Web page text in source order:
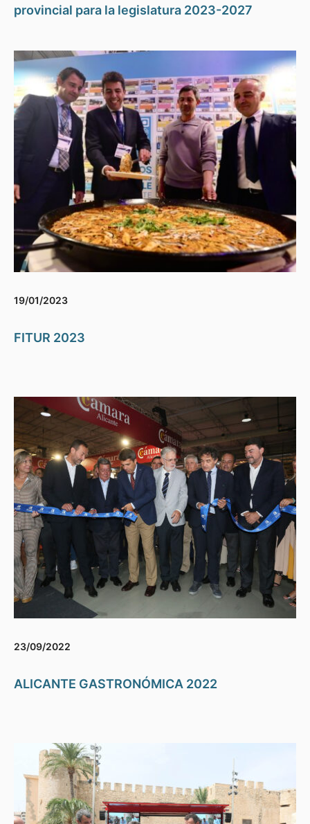
provincial para la legislatura 2023-2027
19/01/2023
FITUR 2023
23/09/2022
ALICANTE GASTRONÓMICA 2022